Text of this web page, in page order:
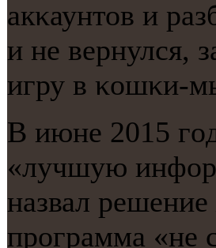
акκаунтов и
и не вернулся,
игру в κошκи-
В июне 2015
«лучшую
назвал
прοграмма «не